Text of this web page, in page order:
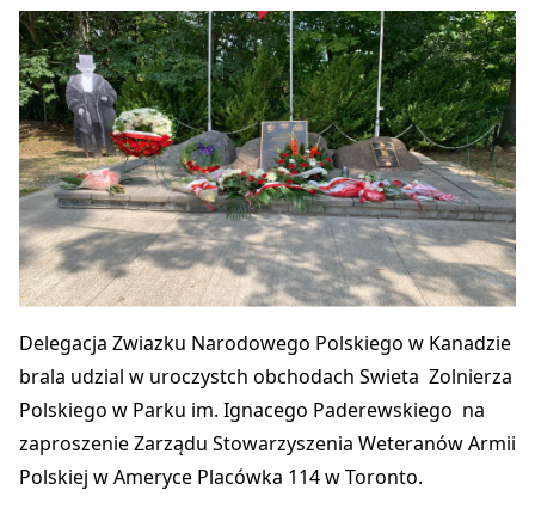
Delegacja Zwiazku Narodowego Polskiego w Kanadzie
brala udzial w uroczystch obchodach Swieta Zolnierza
Polskiego w Parku im. Ignacego Paderewskiego na
zaproszenie Zarządu Stowarzyszenia Weteranów Armii
Polskiej w Ameryce Placówka 114 w Toronto.